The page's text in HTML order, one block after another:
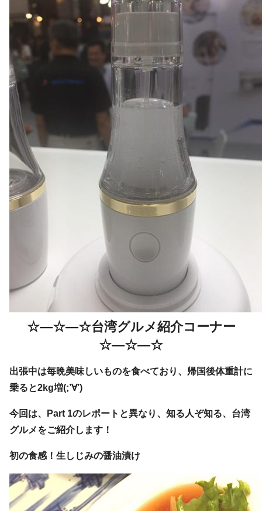
☆―☆―☆台湾グルメ紹介コーナー
☆―☆―☆
出張中は毎晩美味しいものを食べており、帰国後体重計に
乗ると2kg増(;’∀’)
今回は、Part 1のレポートと異なり、知る人ぞ知る、台湾
グルメをご紹介します！
初の食感！生しじみの醤油漬け